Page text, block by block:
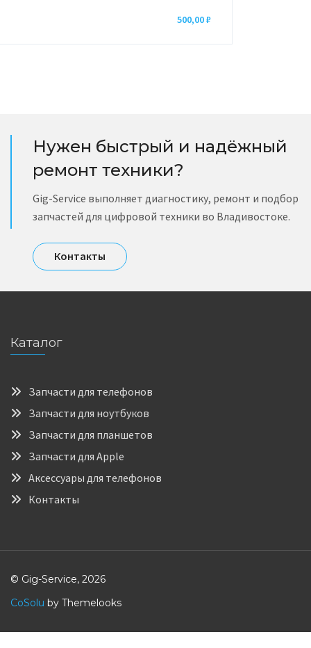
500,00₽
Нужен быстрый и надёжный
ремонт техники?
Gig-Service выполняет диагностику, ремонт и подбор
запчастей для цифровой техники во Владивостоке.
Контакты
Каталог
Запчасти для телефонов
Запчасти для ноутбуков
Запчасти для планшетов
Запчасти для Apple
Аксессуары для телефонов
Контакты
© Gig-Service, 2026
CoSolu by Themelooks